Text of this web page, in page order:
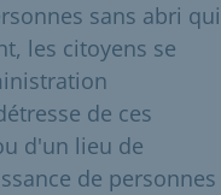
sans abri qui
les citoyens se
de ces
d'un lieu de
de personnes